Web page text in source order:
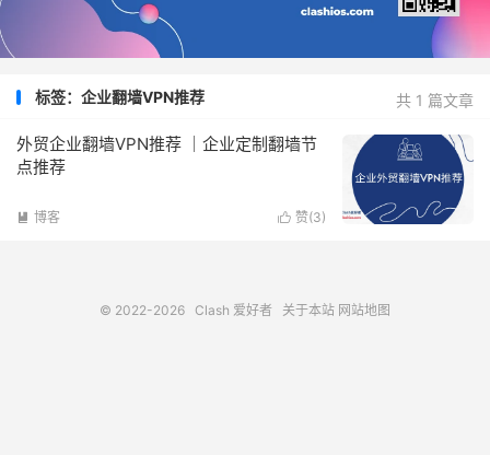
共 1 篇文章
标签：企业翻墙VPN推荐
外贸企业翻墙VPN推荐 ｜企业定制翻墙节
点推荐
 赞(3)
 博客
© 2022-2026 Clash 爱好者 关于本站 网站地图